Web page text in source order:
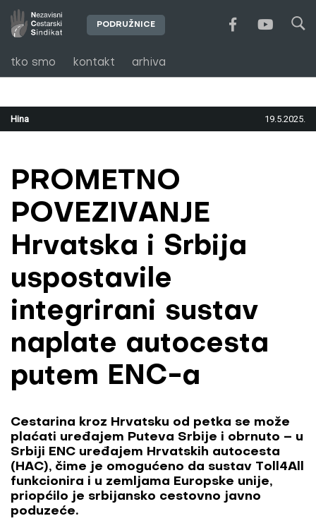
tko smo kontakt arhiva
PODRUŽNICE
Hina 19.5.2025.
PROMETNO
POVEZIVANJE
Hrvatska i Srbija
uspostavile
integrirani sustav
naplate autocesta
putem ENC-a
Cestarina kroz Hrvatsku od petka se može
plaćati uređajem Puteva Srbije i obrnuto – u
Srbiji ENC uređajem Hrvatskih autocesta
(HAC), čime je omogućeno da sustav Toll4All
funkcionira i u zemljama Europske unije,
priopćilo je srbijansko cestovno javno
poduzeće.